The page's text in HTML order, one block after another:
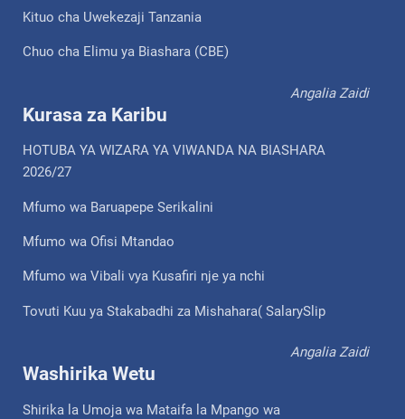
Kituo cha Uwekezaji Tanzania
Chuo cha Elimu ya Biashara (CBE)
Angalia Zaidi
Kurasa za Karibu
HOTUBA YA WIZARA YA VIWANDA NA BIASHARA
2026/27
Mfumo wa Baruapepe Serikalini
Mfumo wa Ofisi Mtandao
Mfumo wa Vibali vya Kusafiri nje ya nchi
Tovuti Kuu ya Stakabadhi za Mishahara( SalarySlip
Angalia Zaidi
Washirika Wetu
Shirika la Umoja wa Mataifa la Mpango wa